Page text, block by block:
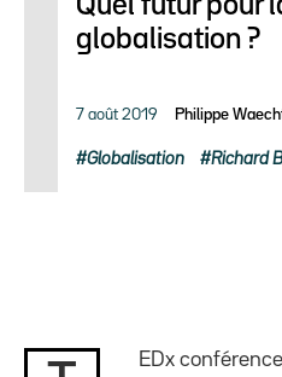
Quel futur pour
globalisation ?
7 août 2019 Philippe
Globalisation Richard
EDx